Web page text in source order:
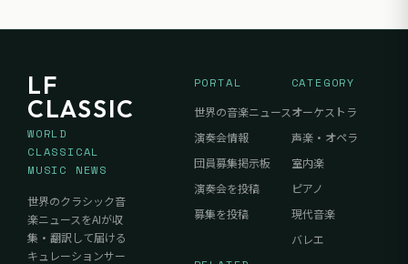
LF
CLASSIC
WORLD
CLASSICAL
MUSIC NEWS
世界のクラシック音
楽ニュースをAIが収
集・翻訳して届ける
キュレーションサー
PORTAL
世界の音楽ニュース
演奏会情報
団員募集掲示板
演奏会を投稿
募集を投稿
CATEGORY
オーケストラ
声楽・オペラ
室内楽
ピアノ
現代音楽
バレエ